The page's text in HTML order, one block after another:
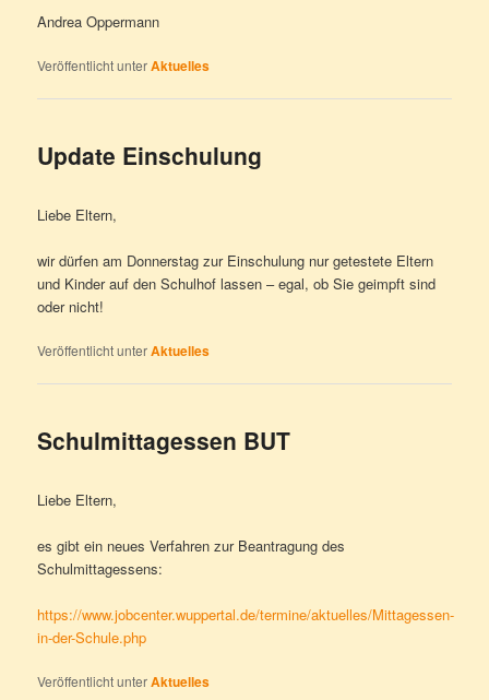
Andrea Oppermann
Veröffentlicht unterAktuelles
Update Einschulung
Liebe Eltern,
wir dürfen am Donnerstag zur Einschulung nur getestete Eltern
und Kinder auf den Schulhof lassen – egal, ob Sie geimpft sind
oder nicht!
Veröffentlicht unterAktuelles
Schulmittagessen BUT
Liebe Eltern,
es gibt ein neues Verfahren zur Beantragung des
Schulmittagessens:
https://www.jobcenter.wuppertal.de/termine/aktuelles/Mittagessen-
in-der-Schule.php
Veröffentlicht unterAktuelles